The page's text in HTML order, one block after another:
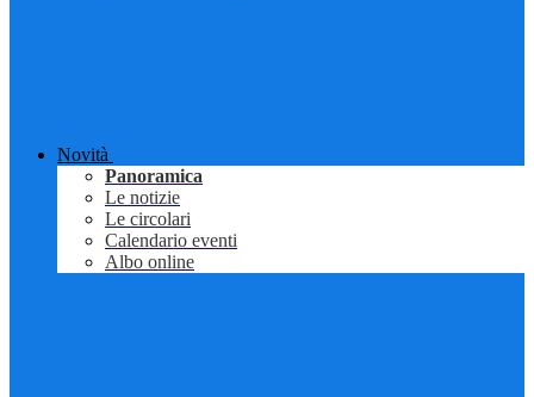
Novità
Panoramica
Le notizie
Le circolari
Calendario eventi
Albo online